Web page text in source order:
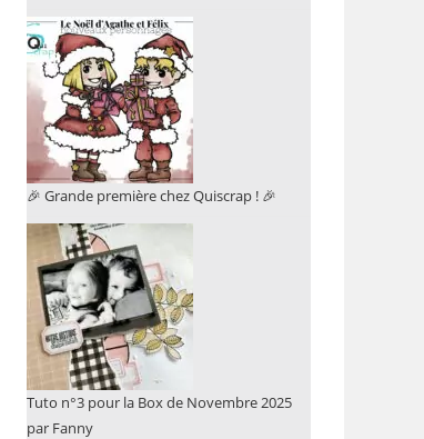
🎉 Grande première chez Quiscrap ! 🎉
Tuto n°3 pour la Box de Novembre 2025
par Fanny